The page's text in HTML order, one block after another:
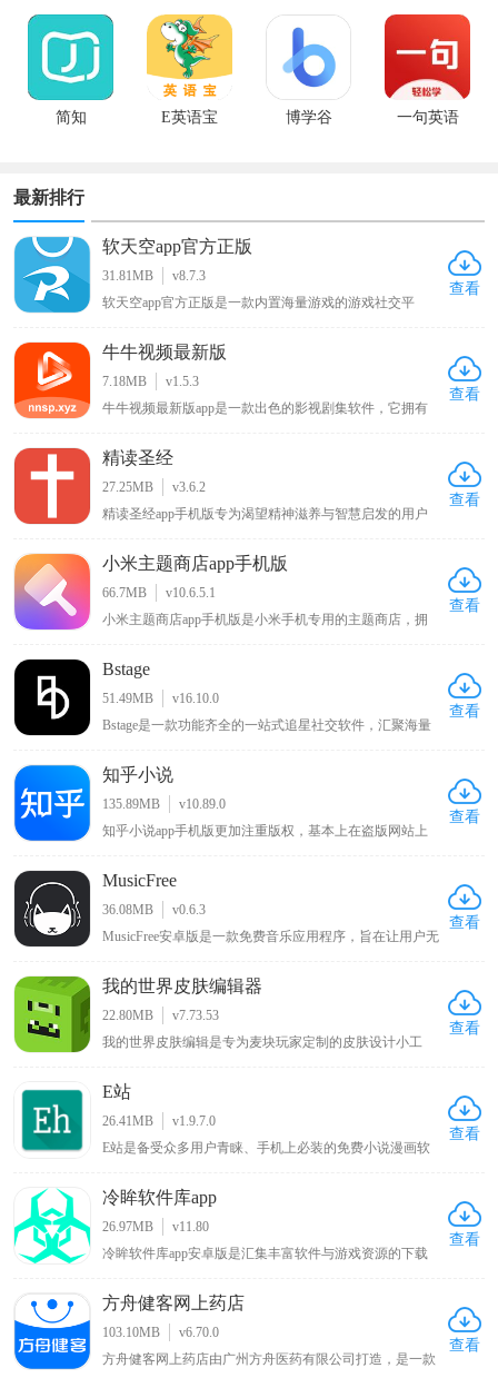
题库
简知 E英语宝 博学谷 一句英语
最新排行
软天空app官方正版
31.81MB
v8.7.3
软天空app官方正版是一款内置海量游戏的游戏社交平
游戏日常动态展示游戏生活，通过分享帖子寻找志同道合
的朋友交流，此外游戏玩家还能在上面找到大神编写的各
种游戏攻略以学习更多游戏技巧，欢迎感兴趣的朋友下载
玩耍！
查看
牛牛视频最新版
7.18MB
v1.5.3
牛牛视频最新版app是一款出色的影视剧集软件，它拥有
随心播放这些影视内容，让用户畅享沉浸式的大片观看体
验，满足不同用户多样化的影视观看需求。
查看
精读圣经
27.25MB
v3.6.2
精读圣经app手机版专为渴望精神滋养与智慧启发的用户
读者能深刻领悟上帝教诲，挖掘圣经中的智慧与真理。全
新有声阅读功能，使上帝慈爱之言如在耳畔，给予用户沉
浸式聆听体验，让心灵于阅读和聆听中收获宁静与升华。
查看
小米主题商店app手机版
66.7MB
v10.6.5.1
小米主题商店app手机版是小米手机专用的主题商店，拥
同，同时该APP对安卓原生系统进行优化改良，可使手机
运行更流畅、操作更快捷，在KK下载站可下载体验这一
能为小米手机带来独特体验与性能优化的主题商店APP 。
查看
Bstage
51.49MB
v16.10.0
Bstage是一款功能齐全的一站式追星社交软件，汇聚海量
解，同时提供星粉互动、粉丝社交、音源试听、周边选
购、线下活动报名等全套追星服务。界面简洁清爽、分类
清晰，操作简单易上手，全方位满足用户日常追星、互动
交友、资源收藏的多样化需求。
查看
知乎小说
135.89MB
v10.89.0
知乎小说app手机版更加注重版权，基本上在盗版网站上
多优质的写手入驻，而且阅读界面简洁清爽，没有任何广
告打扰，让用户的阅读体验得到满足，对此感兴趣的小伙
伴可以来下载体验。
查看
MusicFree
36.08MB
v0.6.3
MusicFree安卓版是一款免费音乐应用程序，旨在让用户无
行、摇滚、古典、电子、民间等各种流派的音乐，同时拥
有简约美观的界面设计，简单易用的操作方式，用户只需
要在搜索栏中输入相关的歌曲名字、专辑名或艺术家名即
可轻松地找到他们想要听的歌曲。
查看
我的世界皮肤编辑器
22.80MB
v7.73.53
我的世界皮肤编辑是专为麦块玩家定制的皮肤设计小工
新游戏体验，软件提供前后左右和俯仰六个视角方便涂
色，确保无死角遗漏，绘制完成的皮肤可直接保存至手机
相册，便于随时使用 。
查看
E站
26.41MB
v1.9.7.0
E站是备受众多用户青睐、手机上必装的免费小说漫画软
该新版本软件将各种功能免费提供给用户，为漫画爱好者
带来丰富多样且免费便捷的阅读体验 。
查看
冷眸软件库app
26.97MB
v11.80
冷眸软件库app安卓版是汇集丰富软件与游戏资源的下载
分品类，满足工作学习多样需求，热门游戏板块有单机手
游、网络游戏、模拟器游戏等适合不同玩家，生活休闲类
涵盖影音娱乐、日常服务等应用，网友能快速找到适合的
应用安装包 。
查看
方舟健客网上药店
103.10MB
v6.70.0
方舟健客网上药店由广州方舟医药有限公司打造，是一款
查看